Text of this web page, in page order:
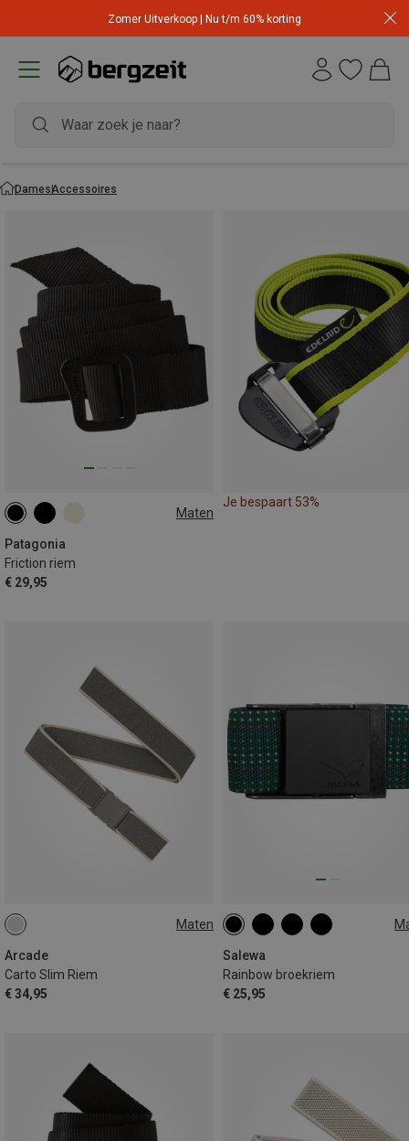
Zomer Uitverkoop | Nu t/m 60% korting
DamesAccessoires
Maten
Patagonia
Friction riem
€ 29,95
ONE SIZE
Je bespaart 53%
Maten
Arcade
Carto Slim Riem
€ 34,95
ONE SIZE
Salewa
Rainbow broekriem
€ 25,95
ONE SIZE